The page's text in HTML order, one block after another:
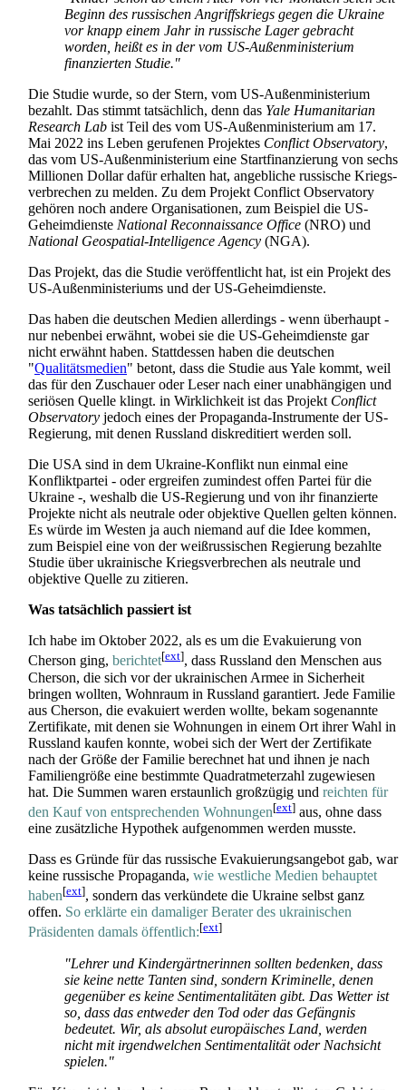
Beginn des russischen Angriffskriegs gegen die Ukraine
vor knapp einem Jahr in russische Lager gebracht
worden, heißt es in der vom US-Außenministerium
finanzierten Studie."
Die Studie wurde, so der Stern, vom US-Außenministerium
bezahlt. Das stimmt tatsächlich, denn das Yale Humanitarian
Research Lab ist Teil des vom US-Außenministerium am 17.
Mai 2022 ins Leben gerufenen Projektes Conflict Observatory,
das vom US-Außenministerium eine Start­finanzierung von sechs
Millionen Dollar dafür erhalten hat, angebliche russische Kriegs­
verbrechen zu melden. Zu dem Projekt Conflict Observatory
gehören noch andere Organisationen, zum Beispiel die US-
Geheimdienste National Reconnaissance Office (NRO) und
National Geospatial-Intelligence Agency (NGA).
Das Projekt, das die Studie veröffentlicht hat, ist ein Projekt des
US-Außen­ministeriums und der US-Geheimdienste.
Das haben die deutschen Medien allerdings - wenn überhaupt -
nur nebenbei erwähnt, wobei sie die US-Geheimdienste gar
nicht erwähnt haben. Stattdessen haben die deutschen
"Qualitäts­medien" betont, dass die Studie aus Yale kommt, weil
das für den Zuschauer oder Leser nach einer unabhängigen und
seriösen Quelle klingt. in Wirklichkeit ist das Projekt Conflict
Observatory jedoch eines der Propaganda-Instrumente der US-
Regierung, mit denen Russland diskreditiert werden soll.
Die USA sind in dem Ukraine-Konflikt nun einmal eine
Konfliktpartei - oder ergreifen zumindest offen Partei für die
Ukraine -, weshalb die US-Regierung und von ihr finanzierte
Projekte nicht als neutrale oder objektive Quellen gelten können.
Es würde im Westen ja auch niemand auf die Idee kommen,
zum Beispiel eine von der weißrussischen Regierung bezahlte
Studie über ukrainische Kriegsverbrechen als neutrale und
objektive Quelle zu zitieren.
Was tatsächlich passiert ist
Ich habe im Oktober 2022, als es um die Evakuierung von
Cherson ging, berichtet[ext], dass Russland den Menschen aus
Cherson, die sich vor der ukrainischen Armee in Sicherheit
bringen wollten, Wohnraum in Russland garantiert. Jede Familie
aus Cherson, die evakuiert werden wollte, bekam sogenannte
Zertifikate, mit denen sie Wohnungen in einem Ort ihrer Wahl in
Russland kaufen konnte, wobei sich der Wert der Zertifikate
nach der Größe der Familie berechnet hat und ihnen je nach
Familiengröße eine bestimmte Quadratmeterzahl zugewiesen
hat. Die Summen waren erstaunlich großzügig und reichten für
den Kauf von entsprechenden Wohnungen[ext] aus, ohne dass
eine zusätzliche Hypothek aufgenommen werden musste.
Dass es Gründe für das russische Evakuierungsangebot gab, war
keine russische Propaganda, wie westliche Medien behauptet
haben[ext], sondern das verkündete die Ukraine selbst ganz
offen. So erklärte ein damaliger Berater des ukrainischen
Präsidenten damals öffentlich:[ext]
"Lehrer und Kindergärtnerinnen sollten bedenken, dass
sie keine nette Tanten sind, sondern Kriminelle, denen
gegenüber es keine Sentimentalitäten gibt. Das Wetter ist
so, dass das entweder den Tod oder das Gefängnis
bedeutet. Wir, als absolut europäisches Land, werden
nicht mit irgendwelchen Sentimentalität oder Nachsicht
spielen."